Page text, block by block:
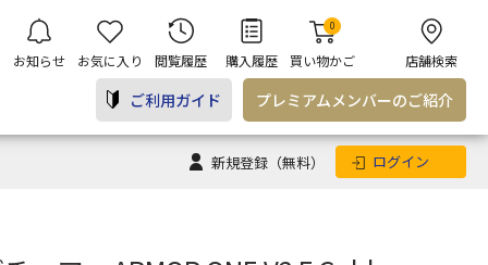
お知らせ お気に入り 閲覧履歴 購入履歴 買い物かご
0
店舗検索
ご利用ガイド プレミアム メンバーのご紹介
新規登録 （無料） ログイン